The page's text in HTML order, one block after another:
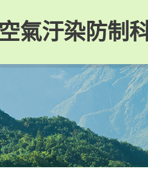
氣汙染防制